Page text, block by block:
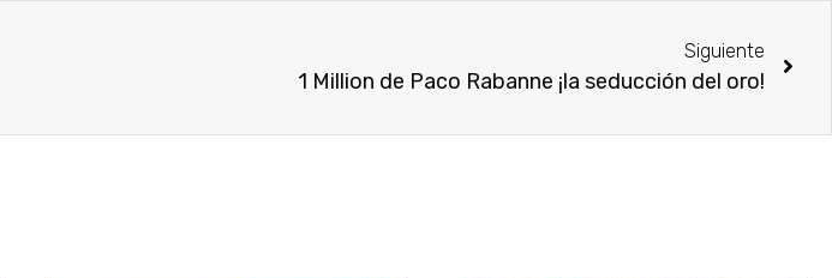
Siguiente
1 Million de Paco Rabanne ¡la seducción del oro!